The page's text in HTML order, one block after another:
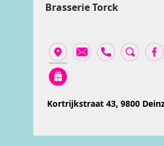
Brasserie Torck
Kortrijkstraat 43, 9800